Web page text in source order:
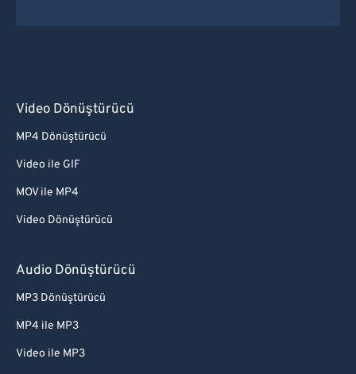
Video Dönüştürücü
MP4 Dönüştürücü
Video ile GIF
MOV ile MP4
Video Dönüştürücü
Audio Dönüştürücü
MP3 Dönüştürücü
MP4 ile MP3
Video ile MP3